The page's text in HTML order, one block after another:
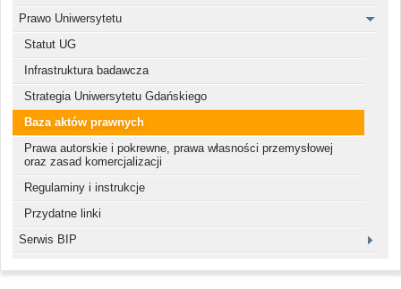
Prawo Uniwersytetu
Statut UG
Infrastruktura badawcza
Strategia Uniwersytetu Gdańskiego
Baza aktów prawnych
Prawa autorskie i pokrewne, prawa własności przemysłowej
oraz zasad komercjalizacji
Regulaminy i instrukcje
Przydatne linki
Serwis BIP